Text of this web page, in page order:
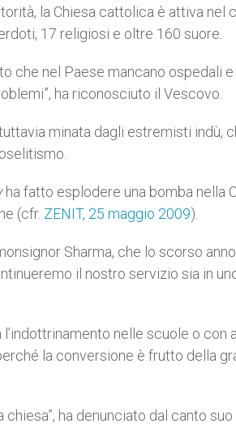
la Chiesa cattolica è attiva nel
17 religiosi e oltre 160 suore.
che nel Paese mancano ospedali
ha riconosciuto il Vescovo.
minata dagli estremisti indù,
ha fatto esplodere una bomba nella
(cfr. ZENIT, 25 maggio 2009).
Sharma, che lo scorso
il nostro servizio sia in
nelle scuole o con
la conversione è frutto della
ha denunciato dal canto suo